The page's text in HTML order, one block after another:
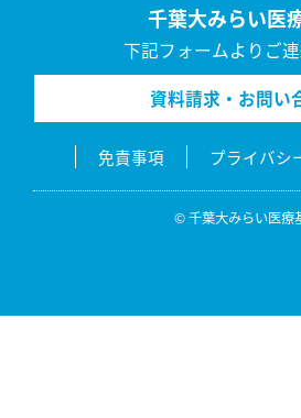
千葉大みらい医
下記フォームよりご
資料請求・お問い
免責事項 プライバシ
© 千葉大みらい医療